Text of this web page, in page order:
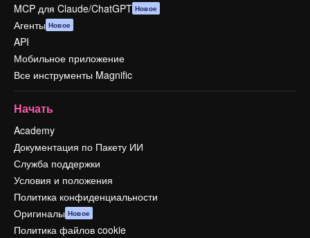
MCP для Claude/ChatGPT Новое
Агенты Новое
API
Мобильное приложение
Все инструменты Magnific
Начать
Academy
Документация по Пакету ИИ
Служба поддержки
Условия и положения
Политика конфиденциальности
Оригиналы Новое
Политика файлов cookie